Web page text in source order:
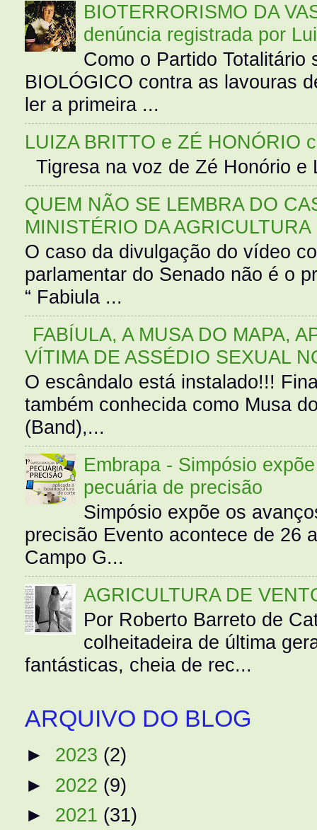
BIOTERRORISMO DA
denúncia registrada por
Como o Partido Totalitário
BIOLÓGICO contra as lavouras
ler a primeira ...
LUIZA BRITTO e ZÉ HONÓRIO
Tigresa na voz de Zé Honório
QUEM NÃO SE LEMBRA DO
MINISTÉRIO DA AGRICULTURA
O caso da divulgação do vídeo
parlamentar do Senado não é o
“ Fabiula ...
FABÍULA, A MUSA DO MAPA,
VÍTIMA DE ASSÉDIO SEXUAL
O escândalo está instalado!!!
também conhecida como Musa
(Band),...
Embrapa - Simpósio
pecuária de precisão
Simpósio expõe os
precisão Evento acontece de 26
Campo G...
AGRICULTURA DE
Por Roberto Barreto de
colheitadeira de última
fantásticas, cheia de rec...
ARQUIVO DO BLOG
► 2023 (2)
► 2022 (9)
► 2021 (31)